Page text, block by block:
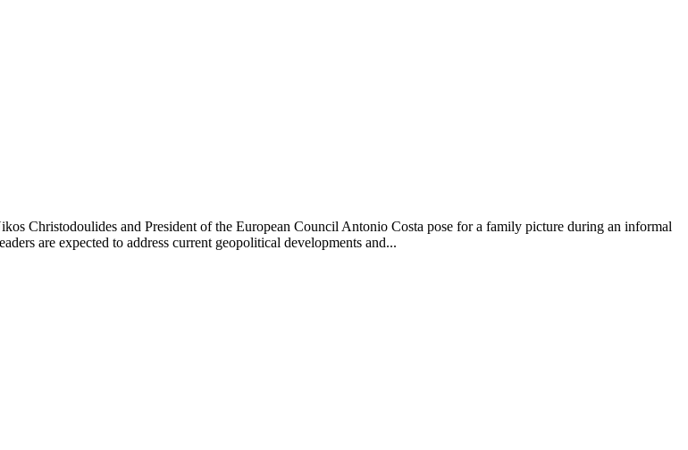
Christodoulides and President of the European Council Antonio Costa pose for a family picture during an informal
are expected to address current geopolitical developments and...